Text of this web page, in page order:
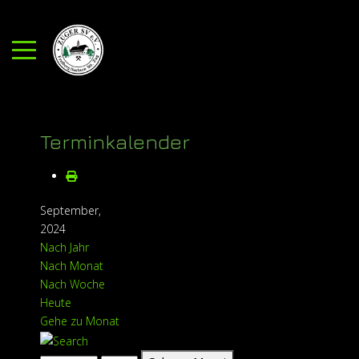
Mobile Menu Toggle
Terminkalender
September,
2024
Nach Jahr
Nach Monat
Nach Woche
Heute
Gehe zu Monat